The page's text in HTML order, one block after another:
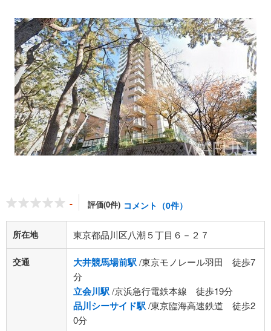
- 評価(0件) コメント（0件）
所在地 東京都品川区八潮５丁目６－２７
交通 大井競馬場前駅/東京モノレール羽田 徒歩7
分
立会川駅/京浜急行電鉄本線 徒歩19分
品川シーサイド駅/東京臨海高速鉄道 徒歩2
0分